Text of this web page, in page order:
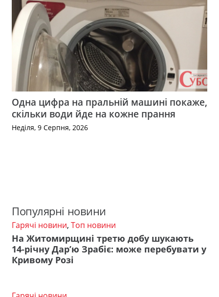
Одна цифра на пральній машині покаже,
скільки води йде на кожне прання
Неділя, 9 Серпня, 2026
Популярні новини
Гарячі новини, Топ новини
На Житомирщині третю добу шукають
14-річну Дар’ю Зрабіє: може перебувати у
Кривому Розі